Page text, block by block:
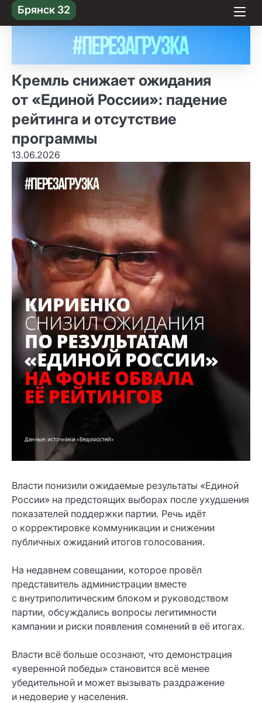
Skip
to content
Брянск 32
Кремль снижает ожидания
от «Единой России»: падение
рейтинга и отсутствие
программы
13.06.2026
Власти понизили ожидаемые результаты «Единой
России» на предстоящих выборах после ухудшения
показателей поддержки партии. Речь идёт
о корректировке коммуникации и снижении
публичных ожиданий итогов голосования.
На недавнем совещании, которое провёл
представитель администрации вместе
с внутриполитическим блоком и руководством
партии, обсуждались вопросы легитимности
кампании и риски появления сомнений в её итогах.
Власти всё больше осознают, что демонстрация
«уверенной победы» становится всё менее
убедительной и может вызывать раздражение
и недоверие у населения.